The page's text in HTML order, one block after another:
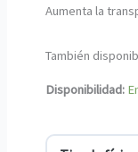
Aumenta la
También
Disponibilidad: